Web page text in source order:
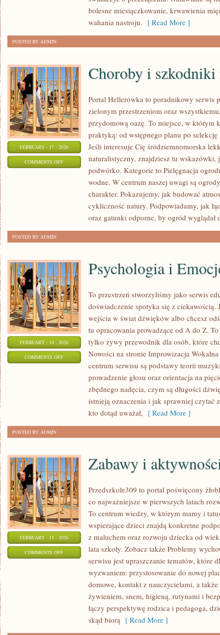
KONTROLNE
bolesne miesiączkowanie, krwawienia
wahania nastroju. [ Read More ]
POSTED BY ADMIN
FEBRUARY - 17 - 2026
COMMENTS OFFON
SZKODNIKI
Choroby i
Portal Hellerówka to poradnikowy serwis
zielonym przestrzeniom oraz
przydomową oazę. To miejsce, w którym
praktyką: od wstępnego planu po
Jeśli interesuje Cię śródziemnomorska
naturalistyczny, znajdziesz tu wskazówki,
podwórko. Kategorie to Pielęgnacja
wodne. W centrum naszej uwagi są
charakter. Pokazujemy, jak budować
cykliczność natury. Podpowiadamy, jak
oraz gatunki odporne, by ogród wyglądał
POSTED BY ADMIN
FEBRUARY - 16 - 2026
COMMENTS OFFON
PSYCHOLOGIA
Psychologia i
To przestrzeń stworzyliśmy jako serwis
doświadczenie spotyka się z ciekawością.
wejścia w świat dźwięków albo chcesz
tu opracowania prowadzące od A do Z.
tylko żywy przewodnik dla osób, które
Nowości na stronie Improwizacja
centrum serwisu są podstawy teorii
prowadzenie głosu oraz orientacja na
zbędnego nadęcia, czym są długości
istnieją oznaczenia i jak sprawniej czytać
kto dotąd uważał, [ Read More ]
POSTED BY ADMIN
FEBRUARY - 15 - 2026
COMMENTS OFFON
AKTYWNOŚCI
Zabawy i
Przedszkole309 to portal poświęcony
co najważniejsze w pierwszych latach
To centrum wiedzy, w którym mamy i
wspierające dzieci znajdą konkretne
z maluchem oraz rozwoju dziecka od
lata szkoły. Zobacz także Problemy
serwisu jest upraszczanie tematów, które
wyzwaniem: przystosowanie do nowej
domowe, kontakt z nauczycielami, a
żywieniem, snem, higieną, rutynami i
łączy perspektywę rodzica i pedagoga,
skąd biorą [ Read More ]